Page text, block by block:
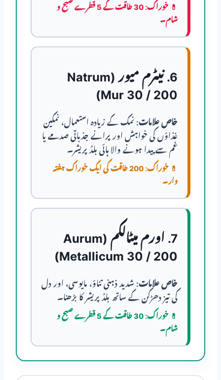
💊 خوراک:
30 طاقت کے 5 قطرے صبح و
شام۔
6. نیٹرم میور (Natrum
Mur 30 / 200)
خاص علامات: نمک کے زیادہ استعمال، نمکین
غذاؤں کی خواہش اور پرانے جذباتی صدمے یا
غم سے پیدا ہونے والا ہائی بلڈ پریشر۔
💊 خوراک:
200 طاقت کی ایک خوراک ہفتہ
وار۔
7. اورم میٹالکم (Aurum
Metallicum 30 / 200)
خاص علامات: شدید ذہنی تناؤ، مایوسی، اور دل
کی تیز دھڑکن کے ساتھ بلڈ پریشر کا بڑھنا۔
💊 خوراک:
30 طاقت کے 5 قطرے صبح و
شام۔